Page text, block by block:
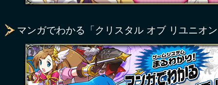
マンガでわかる「クリスタル オブ リユニオ